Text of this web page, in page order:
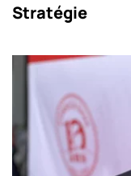
Stratégie